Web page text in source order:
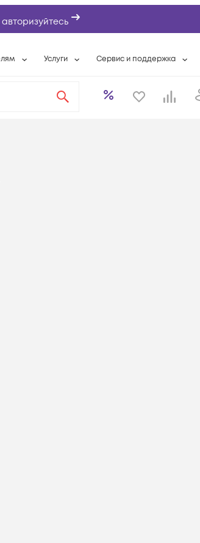
авторизуйтесь
ответы
Услуги
Расширенная гарантия
Сервис и поддержка
Разовые выездные работы